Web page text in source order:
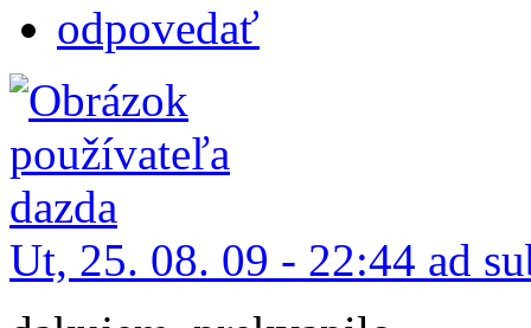
odpovedať
Ut, 25. 08. 09 - 22:44 ad